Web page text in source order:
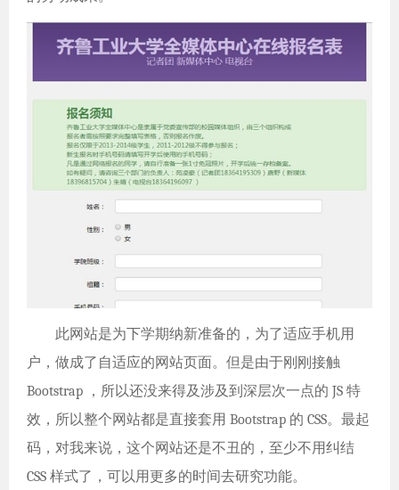
此网站是为下学期纳新准备的，为了适应手机用
户，做成了自适应的网站页面。但是由于刚刚接触
Bootstrap ，所以还没来得及涉及到深层次一点的 JS 特
效，所以整个网站都是直接套用 Bootstrap 的 CSS。最起
码，对我来说，这个网站还是不丑的，至少不用纠结
CSS 样式了，可以用更多的时间去研究功能。